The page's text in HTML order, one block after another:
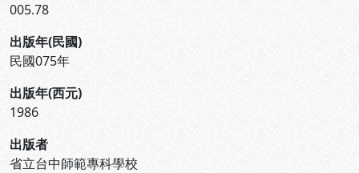
005.78
出版年(民國)
民國075年
出版年(西元)
1986
出版者
省立台中師範專科學校